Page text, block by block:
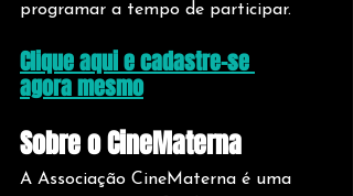
programar a tempo de participar.
Clique aqui e cadastre-se
agora mesmo
Sobre o CineMaterna
A Associação CineMaterna é uma